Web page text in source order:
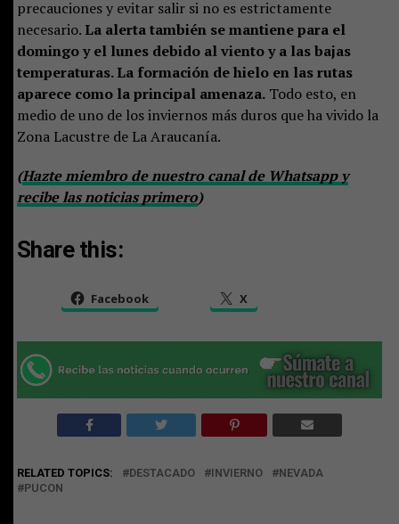
precauciones y evitar salir si no es estrictamente
necesario. La alerta también se mantiene para el
domingo y el lunes debido al viento y a las bajas
temperaturas. La formación de hielo en las rutas
aparece como la principal amenaza.Todo esto, en
medio de uno de los inviernos más duros que ha vivido la
Zona Lacustre de La Araucanía.
(Hazte miembro de nuestro canal de Whatsapp y
recibe las noticias primero)
Share this:
Facebook X
RELATED TOPICS: DESTACADO INVIERNO
NEVADA
PUCON